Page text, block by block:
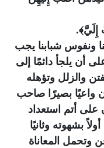
ونفوس شبابنا يجب
أن يلجأ دائمًا إلى
والزلل وتؤهله
واعيًا بصيرًا صاحب
أتم استعداد
بشهوته وثانيًا
وتحمل المعاناة